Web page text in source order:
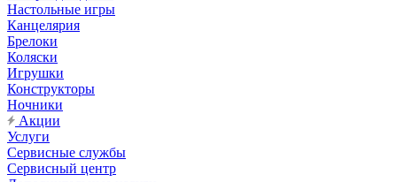
Настольные игры
Канцелярия
Брелоки
Коляски
Игрушки
Конструкторы
Ночники
Акции
Услуги
Сервисные службы
Сервисный центр